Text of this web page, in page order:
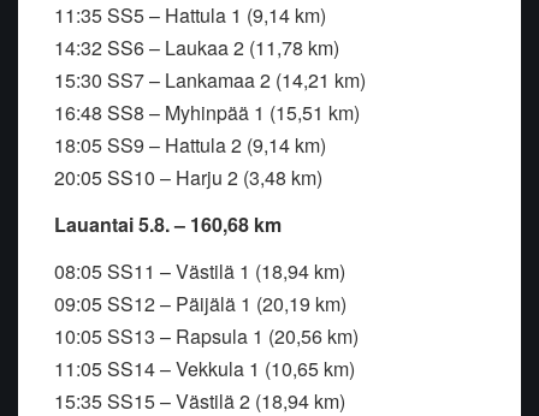
11:35 SS5 – Hattula 1 (9,14 km)
14:32 SS6 – Laukaa 2 (11,78 km)
15:30 SS7 – Lankamaa 2 (14,21 km)
16:48 SS8 – Myhinpää 1 (15,51 km)
18:05 SS9 – Hattula 2 (9,14 km)
20:05 SS10 – Harju 2 (3,48 km)
Lauantai 5.8. – 160,68 km
08:05 SS11 – Västilä 1 (18,94 km)
09:05 SS12 – Päijälä 1 (20,19 km)
10:05 SS13 – Rapsula 1 (20,56 km)
11:05 SS14 – Vekkula 1 (10,65 km)
15:35 SS15 – Västilä 2 (18,94 km)